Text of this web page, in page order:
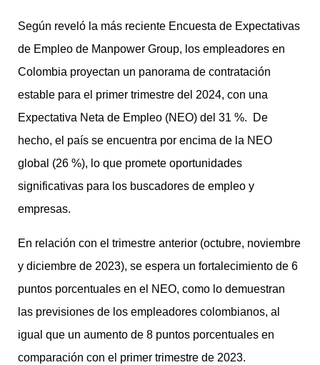
Según reveló la más reciente Encuesta de Expectativas
de Empleo de Manpower Group, los empleadores en
Colombia proyectan un panorama de contratación
estable para el primer trimestre del 2024, con una
Expectativa Neta de Empleo (NEO) del 31 %. De
hecho, el país se encuentra por encima de la NEO
global (26 %), lo que promete oportunidades
significativas para los buscadores de empleo y
empresas.
En relación con el trimestre anterior (octubre, noviembre
y diciembre de 2023), se espera un fortalecimiento de 6
puntos porcentuales en el NEO, como lo demuestran
las previsiones de los empleadores colombianos, al
igual que un aumento de 8 puntos porcentuales en
comparación con el primer trimestre de 2023.